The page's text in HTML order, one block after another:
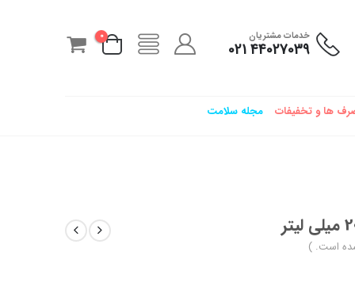
خدمات مشتریان
44027039 021
0
ها و تخفیفات مجله سلامت
است. )